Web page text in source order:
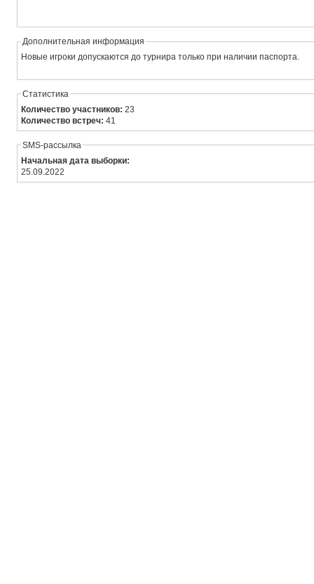
Дополнительная информация
Новые игроки допускаются до турнира только при наличии паспорта.
Статистика
Количество участников:23
Количество встреч:41
SMS-рассылка
Начальная дата выборки:
25.09.2022